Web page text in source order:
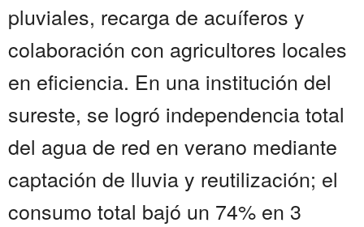
pluviales, recarga de acuíferos y
colaboración con agricultores locales
en eficiencia. En una institución del
sureste, se logró independencia total
del agua de red en verano mediante
captación de lluvia y reutilización; el
consumo total bajó un 74% en 3